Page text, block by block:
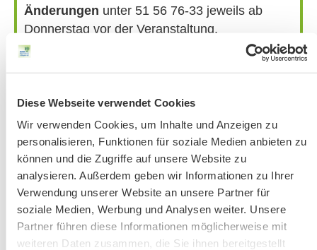
Diese Webseite verwendet Cookies
Wir verwenden Cookies, um Inhalte und Anzeigen zu
personalisieren, Funktionen für soziale Medien anbieten zu
können und die Zugriffe auf unsere Website zu
analysieren. Außerdem geben wir Informationen zu Ihrer
Verwendung unserer Website an unsere Partner für
soziale Medien, Werbung und Analysen weiter. Unsere
Partner führen diese Informationen möglicherweise mit
weiteren Daten zusammen, die Sie ihnen bereitgestellt
Änderungen unter 51 56 76-33 jeweils ab
Donnerstag vor der Veranstaltung.
Bitte beachten Sie unsere Hinweise zu
Kontakt-Telefonnummern
AKTUELLE ÄNDERUNGEN BEIM BILDUNGSWERK:
Aktuelle Änderungen bei unseren Exkursionen